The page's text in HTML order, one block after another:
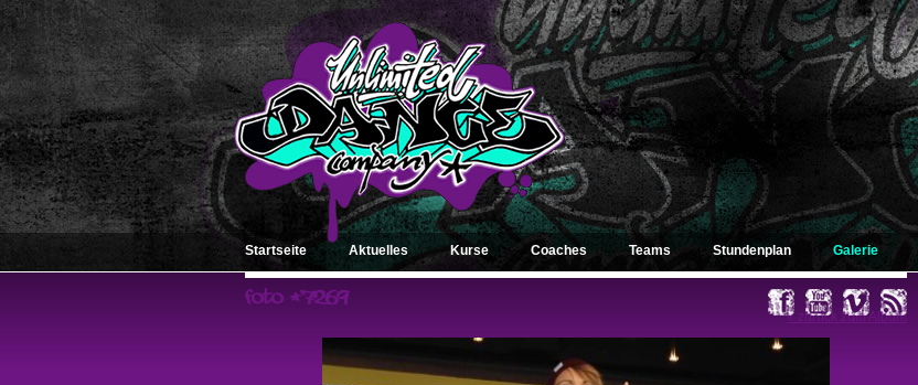
Startseite Aktuelles Kurse Coaches Teams Stundenplan Galerie
« zurück zum Album